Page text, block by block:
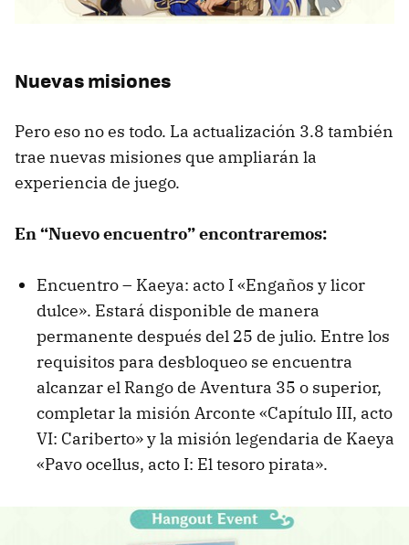
Nuevas misiones
Pero eso no es todo. La actualización 3.8 también
trae nuevas misiones que ampliarán la
experiencia de juego.
En “Nuevo encuentro” encontraremos:
Encuentro – Kaeya: acto I «Engaños y licor
dulce». Estará disponible de manera
permanente después del 25 de julio. Entre los
requisitos para desbloqueo se encuentra
alcanzar el Rango de Aventura 35 o superior,
completar la misión Arconte «Capítulo III, acto
VI: Cariberto» y la misión legendaria de Kaeya
«Pavo ocellus, acto I: El tesoro pirata».